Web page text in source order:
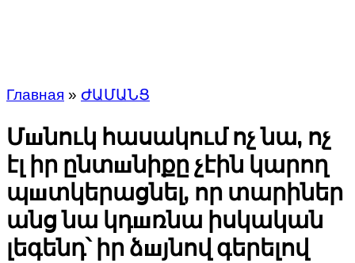
Главная » ԺԱՄԱՆՑ
Մшնուկ հասակում ոչ նա, ոչ
էլ իր ընտшնիքը չէին կարող
պшտկերացնել, որ տարիներ
անց նա կդшռնա իսկական
լեգենդ՝ իր ձшյնով գերելով